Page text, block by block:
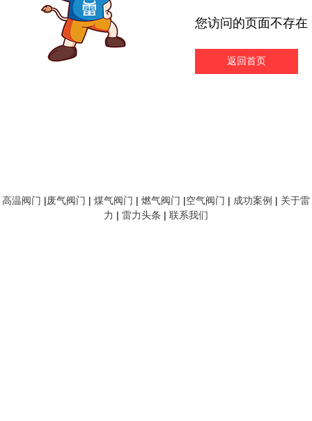
您访问的页面不存在
返回首页
高温阀门 |废气阀门 | 煤气阀门 | 燃气阀门 |空气阀门 | 成功案例 | 关于雷
力 | 雷力头条 | 联系我们